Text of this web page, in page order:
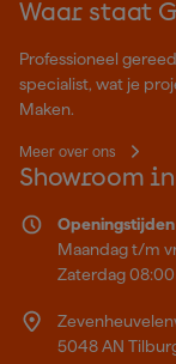
Waar staat
Professioneel
specialist, wat je
Maken.
Meer over ons
Showroom
Openingstijden
Maandag t/m
Zaterdag
5048 AN